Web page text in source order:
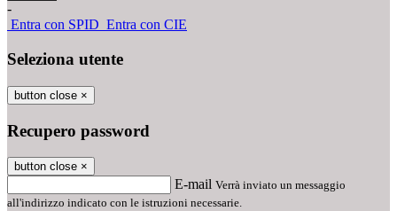
-
Entra con SPID Entra con CIE
Seleziona utente
button close ×
Recupero password
button close ×
E-mail Verrà inviato un messaggio
all'indirizzo indicato con le istruzioni necessarie.